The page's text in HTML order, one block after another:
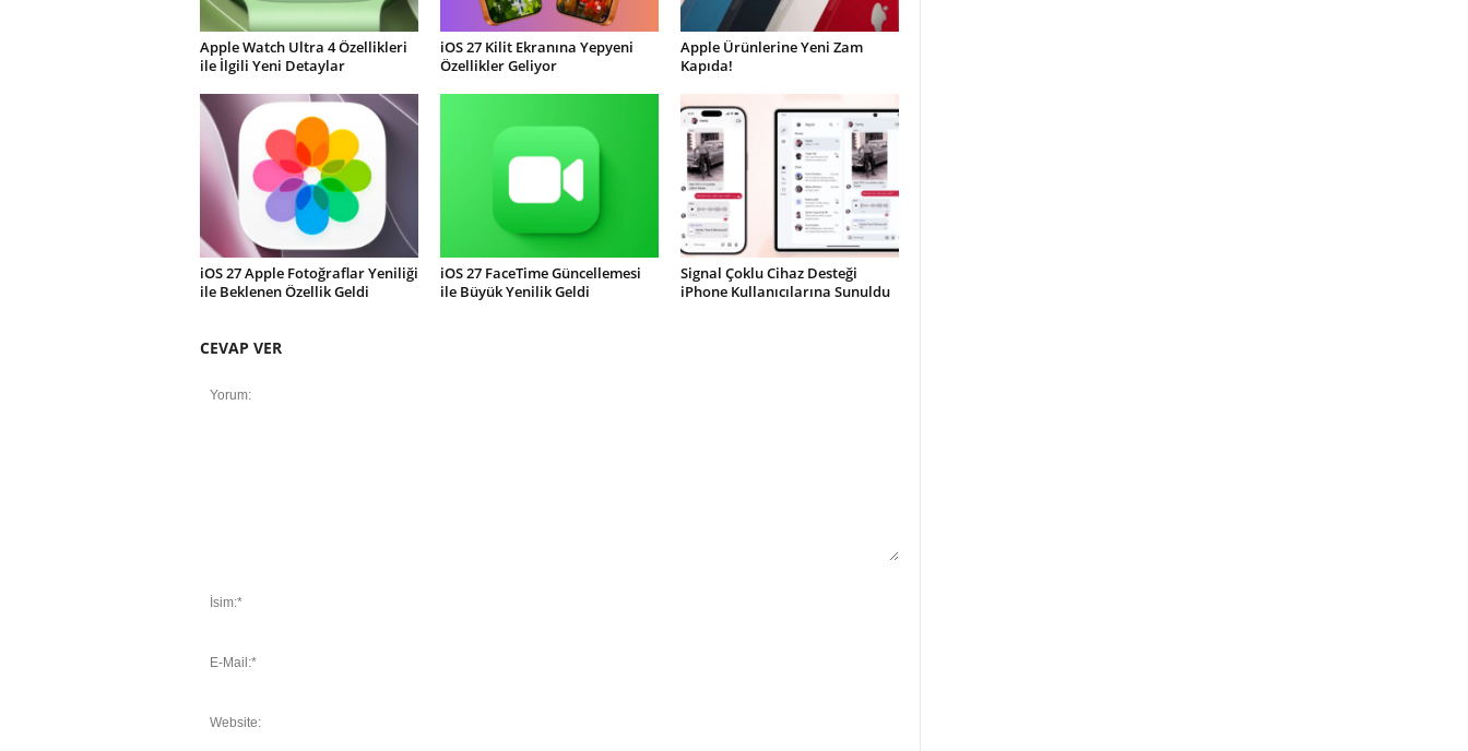
Apple Watch Ultra 4 Özellikleri
ile İlgili Yeni Detaylar
iOS 27 Kilit Ekranına Yepyeni
Özellikler Geliyor
Apple Ürünlerine Yeni Zam
Kapıda!
iOS 27 Apple Fotoğraflar Yeniliği
ile Beklenen Özellik Geldi
iOS 27 FaceTime Güncellemesi
ile Büyük Yenilik Geldi
Signal Çoklu Cihaz Desteği
iPhone Kullanıcılarına Sunuldu
CEVAP VER